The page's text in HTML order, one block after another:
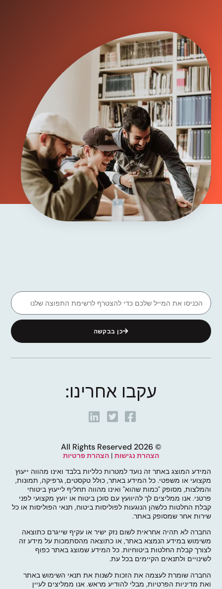
כן בבקשה
עקבו אחרינו:
© 2026 All Rights Reserved
הצהרת נגישות | הצהרת פרטיות
המידע המוצג באתר זה נועד למטרות כלליות בלבד ואינו מהווה ייעוץ
מקצועי או משפטי. כל המידע באתר, כולל טקסטים, גרפיקה, תמונות,
והמלצות, מסופק "כמות שהוא" ואינו מהווה תחליף לייעוץ ביטוחי
פרטני. אנו ממליצים לך להיוועץ עם סוכן ביטוח או יועץ מקצועי לפני
קבלת החלטות כלשהן הנוגעות לפוליסות ביטוח, תנאי הפוליסות או כל
שירות אחר שמסופק באתר.
החברה לא תהיה אחראית לשום נזק ישיר או עקיף שייגרם כתוצאה
משימוש במידע הנמצא באתר, או כתוצאה מהסתמכות על מידע זה
לצורך קבלת החלטות ביטוחיות. כל המידע שמוצג באתר כפוף
לשינויים ולתנאים הקיימים בכל עת.
החברה שומרת לעצמה את הזכות לשנות את תנאי השימוש באתר
ואת מדיניות הפרטיות, מבלי להודיע מראש. אנו ממליצים לעיין